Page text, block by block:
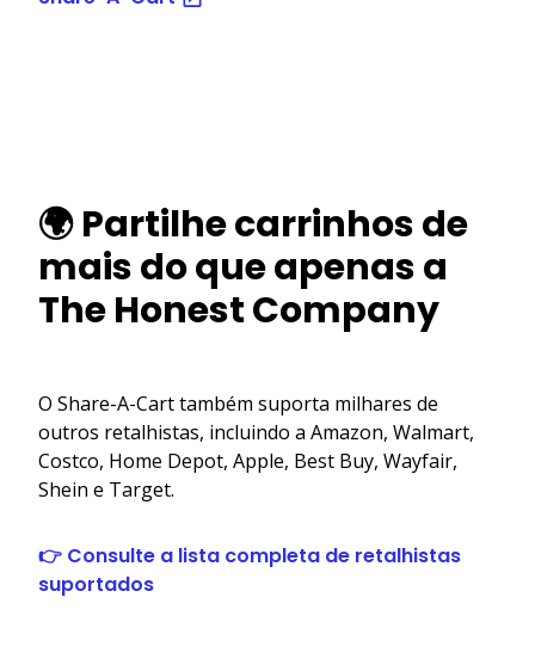
🌍 Partilhe carrinhos de
mais do que apenas a
The Honest Company
O Share-A-Cart também suporta milhares de
outros retalhistas, incluindo a Amazon, Walmart,
Costco, Home Depot, Apple, Best Buy, Wayfair,
Shein e Target.
👉 Consulte a lista completa de retalhistas
suportados